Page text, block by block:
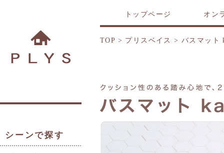
シーンで探す
トップページ オン
TOP > プリスベイス >バスマット